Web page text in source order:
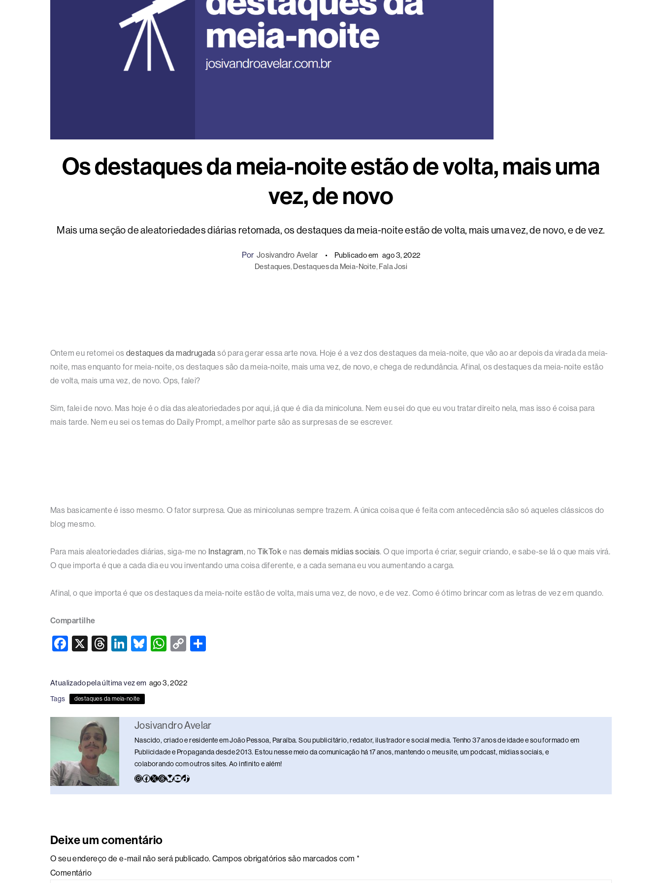
Os destaques da meia-noite estão de volta, mais uma
vez, de novo
Mais uma seção de aleatoriedades diárias retomada, os destaques da meia-noite estão de volta, mais uma vez, de novo, e de vez.
Por Josivandro Avelar Publicado em ago 3, 2022
Destaques, Destaques da Meia-Noite, Fala Josi
Ontem eu retomei os destaques da madrugada só para gerar essa arte nova. Hoje é a vez dos destaques da meia-noite, que vão ao ar depois da virada da meia-
noite, mas enquanto for meia-noite, os destaques são da meia-noite, mais uma vez, de novo, e chega de redundância. Afinal, os destaques da meia-noite estão
de volta, mais uma vez, de novo. Ops, falei?
Sim, falei de novo. Mas hoje é o dia das aleatoriedades por aqui, já que é dia da minicoluna. Nem eu sei do que eu vou tratar direito nela, mas isso é coisa para
mais tarde. Nem eu sei os temas do Daily Prompt, a melhor parte são as surpresas de se escrever.
Mas basicamente é isso mesmo. O fator surpresa. Que as minicolunas sempre trazem. A única coisa que é feita com antecedência são só aqueles clássicos do
blog mesmo.
Para mais aleatoriedades diárias, siga-me no Instagram, no TikToke nas demais mídias sociais. O que importa é criar, seguir criando, e sabe-se lá o que mais virá.
O que importa é que a cada dia eu vou inventando uma coisa diferente, e a cada semana eu vou aumentando a carga.
Afinal, o que importa é que os destaques da meia-noite estão de volta, mais uma vez, de novo, e de vez. Como é ótimo brincar com as letras de vez em quando.
Compartilhe
F
e
b
o
o
X
T
a
d
s
Li
e
dI
n
Bl
sk
W
s
p
p
C
y
n
k
Atualizado pela última vez em ago 3, 2022
Tags destaques da meia-noite
Josivandro Avelar
Nascido, criado e residente em João Pessoa, Paraíba. Sou publicitário, redator, ilustrador e social media. Tenho 37 anos de idade e sou formado em
Publicidade e Propaganda desde 2013. Estou nesse meio da comunicação há 17 anos, mantendo o meu site, um podcast, mídias sociais, e
colaborando com outros sites. Ao infinito e além!
Deixe um comentário
O seu endereço de e-mail não será publicado. Campos obrigatórios são marcados com *
Comentário